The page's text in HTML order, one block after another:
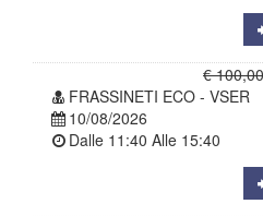
€
FRASSINETI ECO - VSER
10/08/2026
Dalle 11:40 Alle 15:40